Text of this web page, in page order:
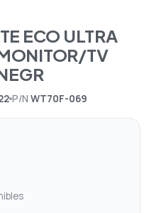
ECO ULTRA
TV
P/N WT70F-069